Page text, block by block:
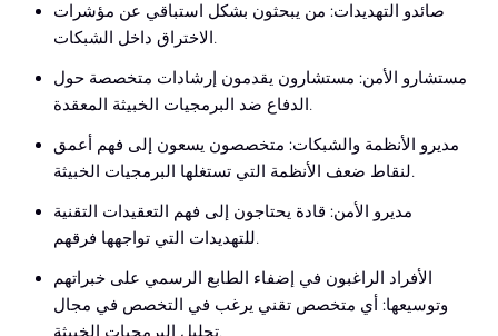
صائدو التهديدات: من يبحثون بشكل استباقي عن مؤشرات
الاختراق داخل الشبكات.
مستشارو الأمن: مستشارون يقدمون إرشادات متخصصة حول
الدفاع ضد البرمجيات الخبيثة المعقدة.
مديرو الأنظمة والشبكات: متخصصون يسعون إلى فهم أعمق
لنقاط ضعف الأنظمة التي تستغلها البرمجيات الخبيثة.
مديرو الأمن: قادة يحتاجون إلى فهم التعقيدات التقنية
للتهديدات التي تواجهها فرقهم.
الأفراد الراغبون في إضفاء الطابع الرسمي على خبراتهم
وتوسيعها: أي متخصص تقني يرغب في التخصص في مجال
تحليل البرمجيات الخبيثة.